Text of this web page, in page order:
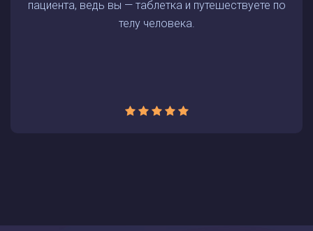
пациента, ведь вы — таблетка и путешествуете по
телу человека.